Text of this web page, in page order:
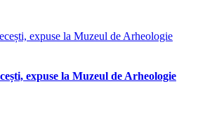
expuse la Muzeul de Arheologie